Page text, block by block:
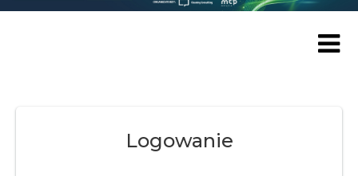
Logowanie